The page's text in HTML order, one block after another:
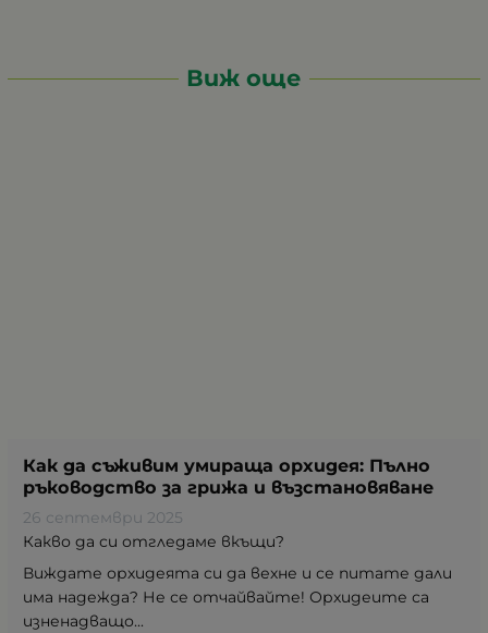
Виж още
Как да съживим умираща орхидея: Пълно
ръководство за грижа и възстановяване
26 септември 2025
Какво да си отгледаме вкъщи?
Виждате орхидеята си да вехне и се питате дали
има надежда? Не се отчайвайте! Орхидеите са
изненадващо...